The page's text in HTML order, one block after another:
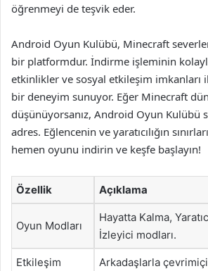
öğrenmeyi de teşvik eder.
Android Oyun Kulübü, Minecraft
bir platformdur. İndirme işleminin
etkinlikler ve sosyal etkileşim imkanları
bir deneyim sunuyor. Eğer Minecraft
düşünüyorsanız, Android Oyun Kulübü
adres. Eğlencenin ve yaratıcılığın
hemen oyunu indirin ve keşfe başlayın!
Özellik Açıklama
Oyun Modları
Hayatta Kalma,
İzleyici modları.
Etkileşim Arkadaşlarla